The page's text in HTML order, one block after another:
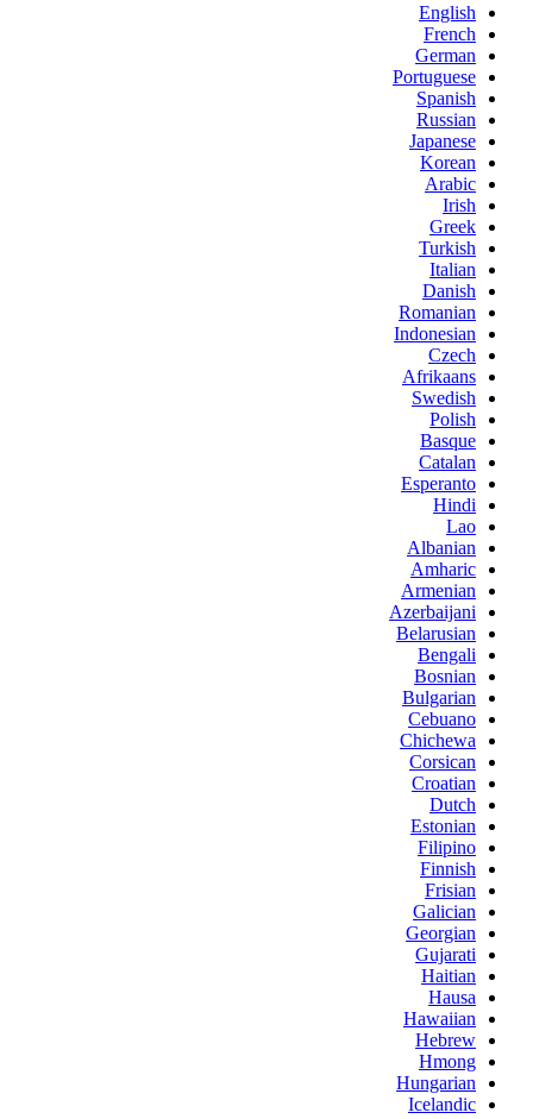
English
French
German
Portuguese
Spanish
Russian
Japanese
Korean
Arabic
Irish
Greek
Turkish
Italian
Danish
Romanian
Indonesian
Czech
Afrikaans
Swedish
Polish
Basque
Catalan
Esperanto
Hindi
Lao
Albanian
Amharic
Armenian
Azerbaijani
Belarusian
Bengali
Bosnian
Bulgarian
Cebuano
Chichewa
Corsican
Croatian
Dutch
Estonian
Filipino
Finnish
Frisian
Galician
Georgian
Gujarati
Haitian
Hausa
Hawaiian
Hebrew
Hmong
Hungarian
Icelandic